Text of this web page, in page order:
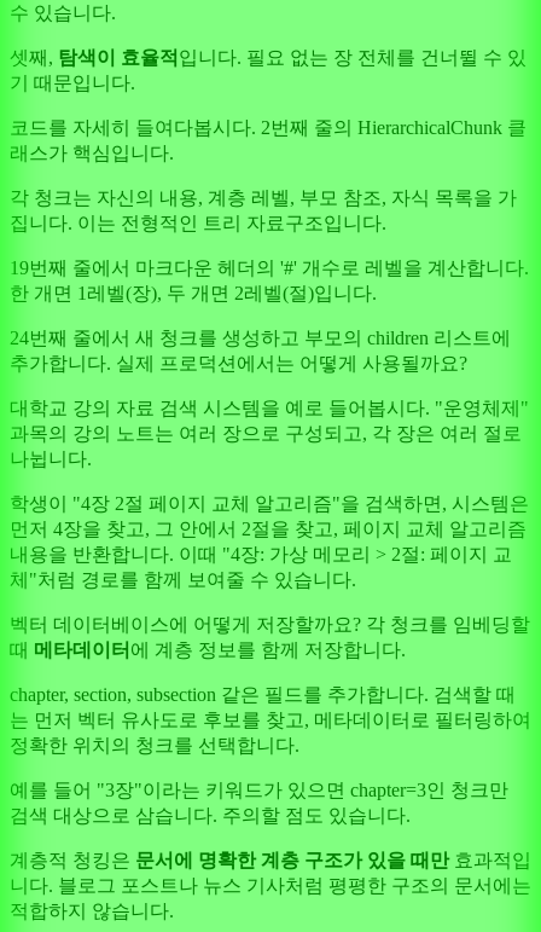
수 있습니다.
셋째, 탐색이 효율적 입니다. 필요 없는 장 전체를 건너뛸 수 있
기 때문입니다.
코드를 자세히 들여다봅시다. 2번째 줄의 HierarchicalChunk 클
래스가 핵심입니다.
각 청크는 자신의 내용, 계층 레벨, 부모 참조, 자식 목록을 가
집니다. 이는 전형적인 트리 자료구조입니다.
19번째 줄에서 마크다운 헤더의 '#' 개수로 레벨을 계산합니다.
한 개면 1레벨(장), 두 개면 2레벨(절)입니다.
24번째 줄에서 새 청크를 생성하고 부모의 children 리스트에
추가합니다. 실제 프로덕션에서는 어떻게 사용될까요?
대학교 강의 자료 검색 시스템을 예로 들어봅시다. "운영체제"
과목의 강의 노트는 여러 장으로 구성되고, 각 장은 여러 절로
나뉩니다.
학생이 "4장 2절 페이지 교체 알고리즘"을 검색하면, 시스템은
먼저 4장을 찾고, 그 안에서 2절을 찾고, 페이지 교체 알고리즘
내용을 반환합니다. 이때 "4장: 가상 메모리 > 2절: 페이지 교
체"처럼 경로를 함께 보여줄 수 있습니다.
벡터 데이터베이스에 어떻게 저장할까요? 각 청크를 임베딩할
때 메타데이터 에 계층 정보를 함께 저장합니다.
chapter, section, subsection 같은 필드를 추가합니다. 검색할 때
는 먼저 벡터 유사도로 후보를 찾고, 메타데이터로 필터링하여
정확한 위치의 청크를 선택합니다.
예를 들어 "3장"이라는 키워드가 있으면 chapter=3인 청크만
검색 대상으로 삼습니다. 주의할 점도 있습니다.
계층적 청킹은 문서에 명확한 계층 구조가 있을 때만효과적입
니다. 블로그 포스트나 뉴스 기사처럼 평평한 구조의 문서에는
적합하지 않습니다.